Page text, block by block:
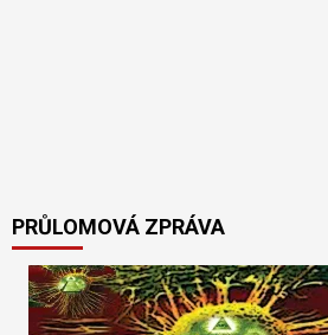
PRŮLOMOVÁ ZPRÁVA